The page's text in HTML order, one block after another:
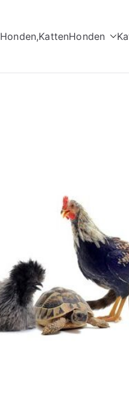
Honden,KattenHonden